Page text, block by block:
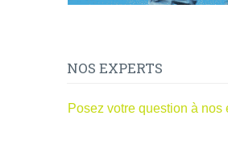
NOS EXPERTS
Posez votre question à nos